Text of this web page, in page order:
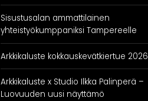
Sisustusalan ammattilainen
yhteistyökumppaniksi Tampereelle
Arkkikaluste kokkauskevätkiertue 2026
Arkkikaluste x Studio Ilkka Palinperä –
Luovuuden uusi näyttämö